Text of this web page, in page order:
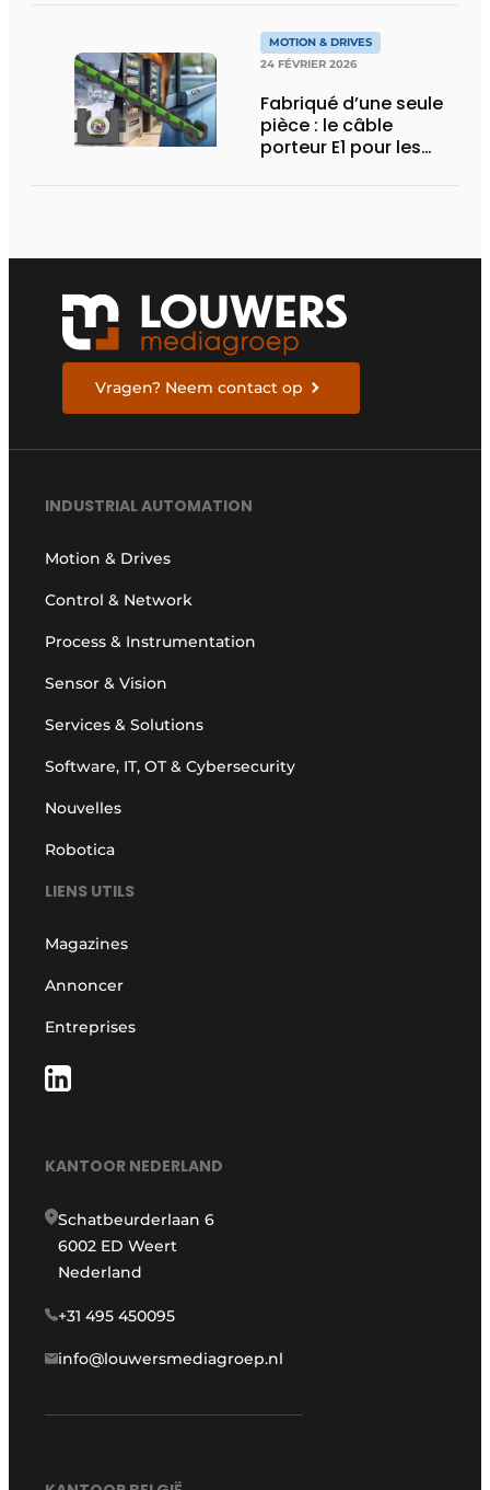
chimiques extrêmes
MOTION & DRIVES
24 FÉVRIER 2026
Fabriqué d’une seule
pièce : le câble
porteur E1 pour les
Vragen? Neem contact op
INDUSTRIAL AUTOMATION
Motion & Drives
Control & Network
Process & Instrumentation
Sensor & Vision
Services & Solutions
Software, IT, OT & Cybersecurity
Nouvelles
Robotica
LIENS UTILS
Magazines
Annoncer
Entreprises
KANTOOR NEDERLAND
Schatbeurderlaan 6
6002 ED Weert
Nederland
+31 495 450095
info@louwersmediagroep.nl